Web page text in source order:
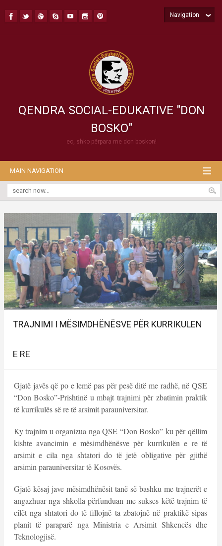
QENDRA SOCIAL-EDUKATIVE "DON
BOSKO"
ec, shko përpara me don boskon!
Navigation
MAIN NAVIGATION
TRAJNIMI I MËSIMDHËNËSVE PËR KURRIKULEN
E RE
Gjatë javës që po e lemë pas për pesë ditë me radhë, në QSE
“Don Bosko”-Prishtinë u mbajt trajnimi për zbatimin praktik
të kurrikulës së re të arsimit parauniversitar.
Ky trajnim u organizua nga QSE “Don Bosko” ku për qëllim
kishte avancimin e mësimdhënësve për kurrikulën e re të
arsimit e cila nga shtatori do të jetë obligative për gjithë
arsimin parauniversitar të Kosovës.
Gjatë kësaj jave mësimdhënësit tanë së bashku me trajnerët e
angazhuar nga shkolla përfunduan me sukses këtë trajnim të
cilët nga shtatori do të fillojnë ta zbatojnë në praktikë sipas
planit të paraparë nga Ministria e Arsimit Shkencës dhe
Teknologjisë.